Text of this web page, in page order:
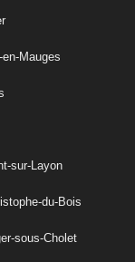
Mauges
sur-Layon
du-Bois
sous-Cholet